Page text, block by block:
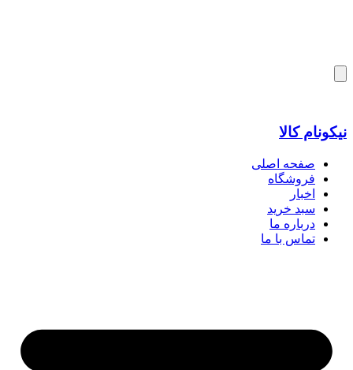
نیکونام کالا
صفحه اصلی
فروشگاه
اخبار
سبد خرید
درباره ما
تماس با ما